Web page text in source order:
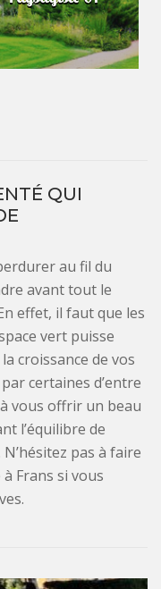
QUI
au fil du
avant tout le
effet, il faut que les
vert puisse
croissance de vos
certaines d’entre
vous offrir un beau
l’équilibre de
pas à faire
Frans si vous